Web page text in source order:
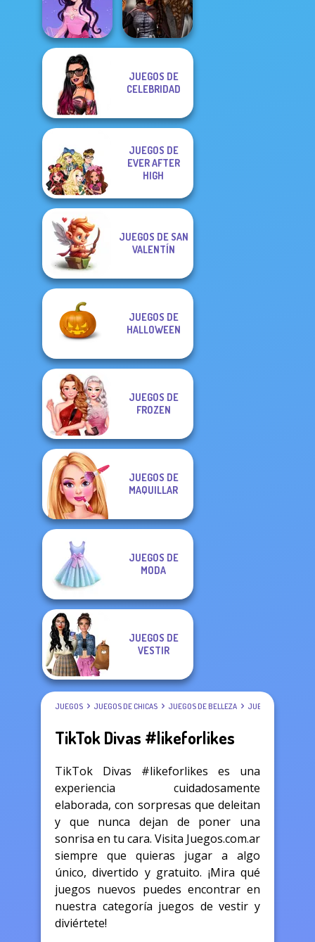
Staying Home
Christmas Eve
Steampunk
Wedding
Dress up Azalea
5
Medieval
JUEGOS DE
CELEBRIDAD
JUEGOS DE
EVER AFTER
HIGH
JUEGOS DE SAN
VALENTÍN
JUEGOS DE
HALLOWEEN
JUEGOS DE
FROZEN
JUEGOS DE
MAQUILLAR
JUEGOS DE
MODA
JUEGOS DE
VESTIR
JUEGOS JUEGOS DE CHICAS JUEGOS DE BELLEZA JUEGOS DE VESTIR
TikTok Divas #likeforlikes
TikTok Divas #likeforlikes es una
experiencia cuidadosamente
elaborada, con sorpresas que deleitan
y que nunca dejan de poner una
sonrisa en tu cara. Visita Juegos.com.ar
siempre que quieras jugar a algo
único, divertido y gratuito. ¡Mira qué
juegos nuevos puedes encontrar en
nuestra categoría juegos de vestir y
diviértete!